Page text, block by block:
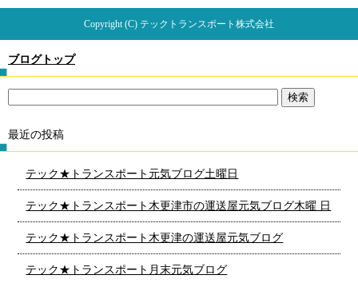
Copyright (C) テックトランスポート株式会社
ブログトップ
最近の投稿
テック★トランスポート元気ブログ土曜日
テック★トランスポート木更津市の運送屋元気ブログ木曜 日
テック★トランスポート木更津の運送屋元気ブログ
テック★トランスポート月末元気ブログ